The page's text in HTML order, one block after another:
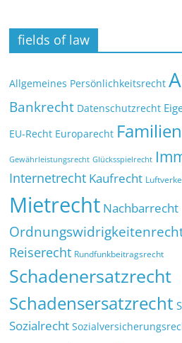
fields of law
Allgemeines Persönlichkeitsrecht
Bankrecht Datenschutzrecht
EU-Recht Europarecht
Gewährleistungsrecht Glücksspielrecht
Internetrecht Kaufrecht
Mietrecht Nachbarrecht
Reiserecht Rundfunkbeitragsrecht
Schadenersatzrecht
Schadensersatzrecht
Sozialrecht